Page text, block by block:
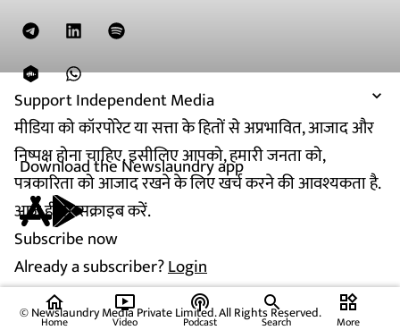
Support Independent Media
मीडिया को कॉरपोरेट या सत्ता के हितों से अप्रभावित, आजाद और
निष्पक्ष होना चाहिए. इसीलिए आपको, हमारी जनता को,
पत्रकारिता को आजाद रखने के लिए खर्च करने की आवश्यकता है.
आज ही सब्सक्राइब करें.
Subscribe now
Already a subscriber?Login
Download the Newslaundry app
© Newslaundry Media Private Limited. All Rights Reserved.
home
Home
ondemand_video
Video
podcasts
Podcast Search
widgets
More